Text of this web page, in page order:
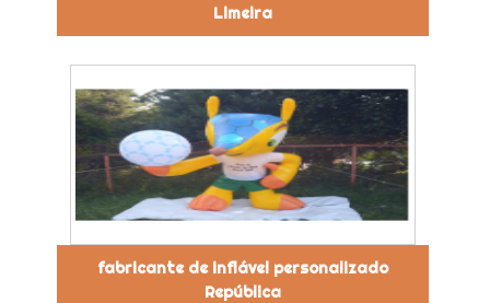
Limeira
fabricante de inflável personalizado
República